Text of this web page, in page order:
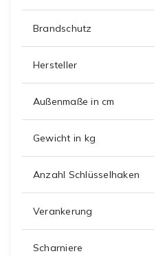
Brandschutz
Hersteller
Außenmaße in cm
Gewicht in kg
Anzahl Schlüsselhaken
Verankerung
Scharniere